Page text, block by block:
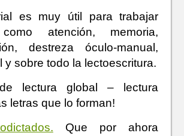
es muy útil para trabajar
atención, memoria,
destreza óculo-manual,
y sobre todo la lectoescritura.
lectura global – lectura
letras que lo forman!
Que por ahora